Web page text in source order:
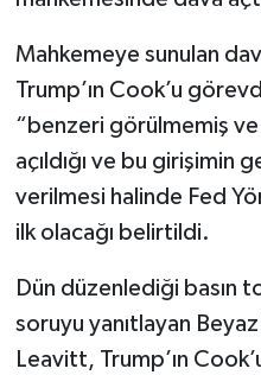
Mahkemeye sunulan
Trump’ın Cook’u
“benzeri görülmemiş ve
açıldığı ve bu girişimin
verilmesi halinde Fed
ilk olacağı belirtildi.
Dün düzenlediği basın
soruyu yanıtlayan
Leavitt, Trump’ın